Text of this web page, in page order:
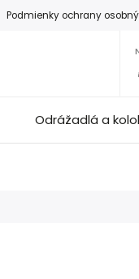
Podmienky ochrany
Odrážadlá a